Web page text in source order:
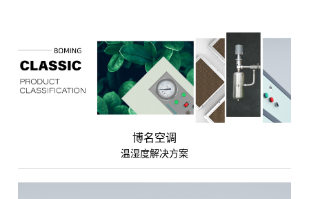
博名空调
温湿度解决方案